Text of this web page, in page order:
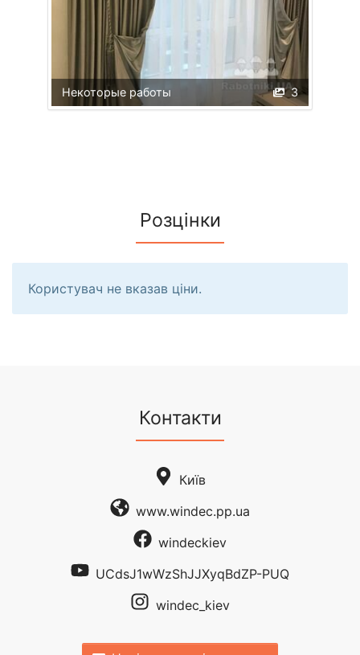
3
Некоторые работы
Розцінки
Користувач не вказав ціни.
Контакти
Київ
www.windec.pp.ua
windeckiev
UCdsJ1wWzShJJXyqBdZP-PUQ
windec_kiev